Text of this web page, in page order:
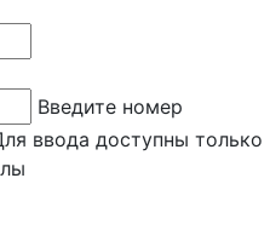
Введите номер
ввода доступны только